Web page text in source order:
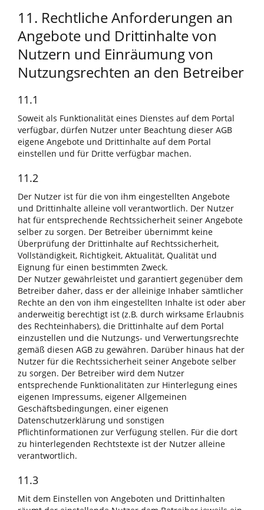
11. Rechtliche Anforderungen an
Angebote und Drittinhalte von
Nutzern und Einräumung von
Nutzungsrechten an den Betreiber
11.1
Soweit als Funktionalität eines Dienstes auf dem Portal
verfügbar, dürfen Nutzer unter Beachtung dieser AGB
eigene Angebote und Drittinhalte auf dem Portal
einstellen und für Dritte verfügbar machen.
11.2
Der Nutzer ist für die von ihm eingestellten Angebote
und Drittinhalte alleine voll verantwortlich. Der Nutzer
hat für entsprechende Rechtssicherheit seiner Angebote
selber zu sorgen. Der Betreiber übernimmt keine
Überprüfung der Drittinhalte auf Rechtssicherheit,
Vollständigkeit, Richtigkeit, Aktualität, Qualität und
Eignung für einen bestimmten Zweck.
Der Nutzer gewährleistet und garantiert gegenüber dem
Betreiber daher, dass er der alleinige Inhaber sämtlicher
Rechte an den von ihm eingestellten Inhalte ist oder aber
anderweitig berechtigt ist (z.B. durch wirksame Erlaubnis
des Rechteinhabers), die Drittinhalte auf dem Portal
einzustellen und die Nutzungs- und Verwertungsrechte
gemäß diesen AGB zu gewähren. Darüber hinaus hat der
Nutzer für die Rechtssicherheit seiner Angebote selber
zu sorgen. Der Betreiber wird dem Nutzer
entsprechende Funktionalitäten zur Hinterlegung eines
eigenen Impressums, eigener Allgemeinen
Geschäftsbedingungen, einer eigenen
Datenschutzerklärung und sonstigen
Pflichtinformationen zur Verfügung stellen. Für die dort
zu hinterlegenden Rechtstexte ist der Nutzer alleine
verantwortlich.
11.3
Mit dem Einstellen von Angeboten und Drittinhalten